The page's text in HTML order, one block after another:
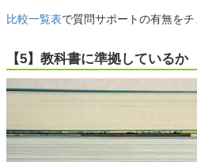
比較一覧表で質問サポートの有無をチ
【5】教科書に準拠しているか